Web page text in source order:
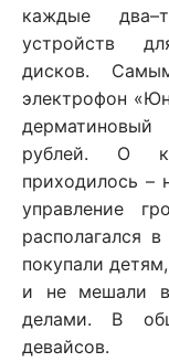
каждые
устройств
дисков.
электрофон
рублей. О
приходилось –
управление
располагался
покупали
и не мешали
делами. В
девайсов.